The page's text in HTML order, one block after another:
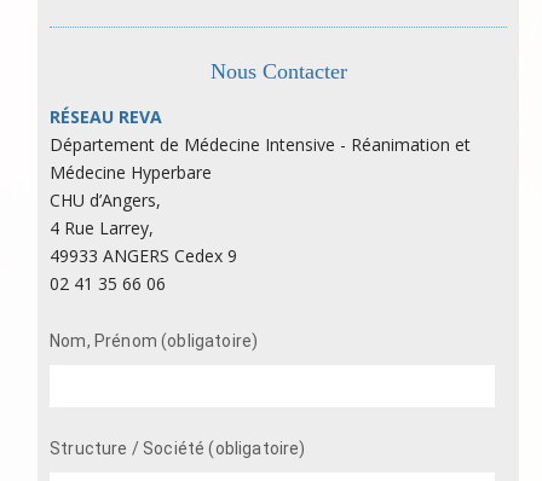
Nous Contacter
RÉSEAU REVA
Département de Médecine Intensive - Réanimation et
Médecine Hyperbare
CHU d’Angers,
4 Rue Larrey,
49933 ANGERS Cedex 9
02 41 35 66 06
Nom, Prénom (obligatoire)
Structure / Société (obligatoire)